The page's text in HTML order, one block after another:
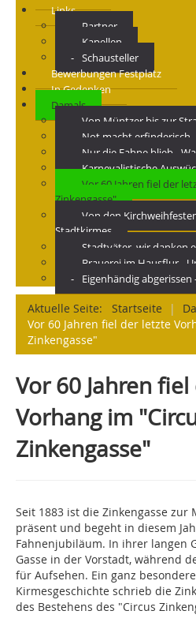
Links
Partner
Kapellen
Schausteller
Bewerbungen Festplatz
In Gedenken
Damals
Von Müntzer bis zur
Not macht erfinderisch
Nur die Fahne blieb -
Karnevalistische
Vor 60 Jahren fiel der
Zinkengasse"
Von den
Stadtkirmes
Stadtväter, wir danken
Brauerei im Hausflur -
Eigenhändig
Aktuelle Seite: Startseite |
Vor 60 Jahren fiel der letzte
Zinkengasse"
Vor 60 Jahren
Vorhang im
Zinkengasse"
Seit 1883 ist die Zinkengasse zur
präsent und begeht in diesem
Fahnenjubiläum. In ihrer langen
Gasse in der Vorstadt, während
für Aufsehen. Ein ganz
Kirmesgeschichte schrieb die
des Bestehens des "Circus